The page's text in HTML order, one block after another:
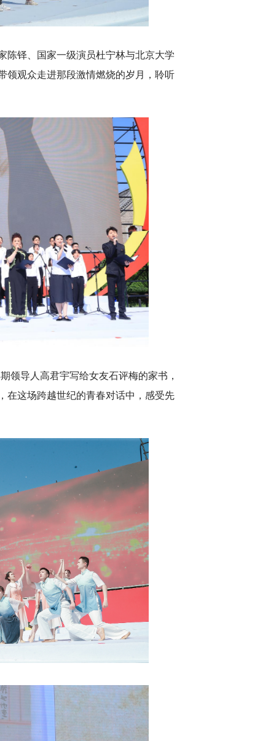
陈铎、国家一级演员杜宁林与北京大学
领观众走进那段激情燃烧的岁月，聆听
领导人高君宇写给女友石评梅的家书，
在这场跨越世纪的青春对话中，感受先